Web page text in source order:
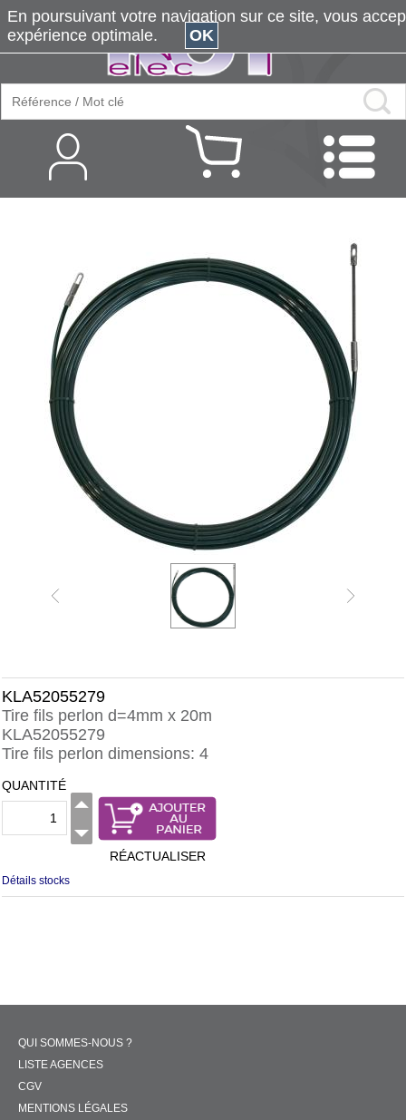
KLA52055279
Tire fils perlon d=4mm x 20m
KLA52055279
Tire fils perlon dimensions: 4
QUANTITÉ
RÉACTUALISER
Détails stocks
QUI SOMMES-NOUS ?
LISTE AGENCES
CGV
MENTIONS LÉGALES
En poursuivant votre navigation sur ce site, vous
expérience optimale.
OK